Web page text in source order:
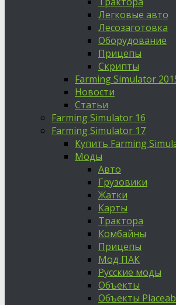
Легковые авто
Лесозаготовка
Оборудование
Прицепы
Скрипты
Farming Simulator
Новости
Статьи
Farming Simulator 16
Farming Simulator 17
Купить Farming
Моды
Авто
Грузовики
Жатки
Карты
Трактора
Комбайны
Прицепы
Мод ПАК
Русские моды
Объекты
Объекты